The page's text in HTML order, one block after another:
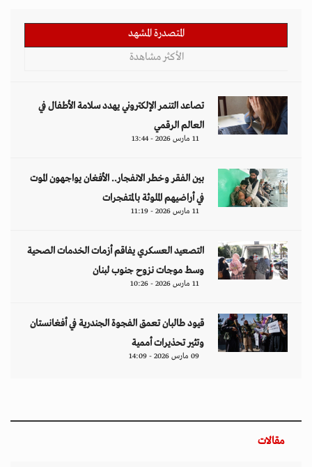
المتصدرة المشهد
الأكثر مشاهدة
تصاعد التنمر الإلكتروني يهدد سلامة الأطفال في
العالم الرقمي
11 مارس 2026 - 13:44
بين الفقر وخطر الانفجار.. الأفغان يواجهون الموت
في أراضيهم الملوثة بالمتفجرات
11 مارس 2026 - 11:19
التصعيد العسكري يفاقم أزمات الخدمات الصحية
وسط موجات نزوح جنوب لبنان
11 مارس 2026 - 10:26
قيود طالبان تعمق الفجوة الجندرية في أفغانستان
وتثير تحذيرات أممية
09 مارس 2026 - 14:09
مقالات